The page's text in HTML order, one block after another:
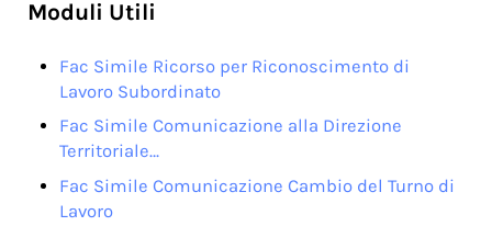
Moduli Utili
Fac Simile Ricorso per Riconoscimento di
Lavoro Subordinato
Fac Simile Comunicazione alla Direzione
Territoriale…
Fac Simile Comunicazione Cambio del Turno di
Lavoro